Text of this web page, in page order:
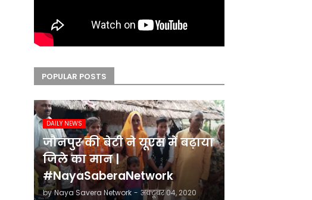
POPULAR POSTS
DAILY NEWS
जौनपुर की बेटी ने यूएस में बढ़ाया
जिले का मान |
#NayaSaberaNetwork
by Naya Savera Network - अक्टूबर 04, 2020